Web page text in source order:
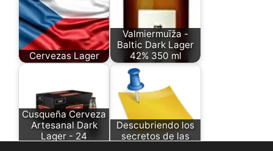
Cervezas Lager
Valmiermuīža -
Baltic Dark Lager
42% 350 ml
Cusqueña Cerveza
Artesanal Dark
Lager - 24
Descubriendo los
secretos de las